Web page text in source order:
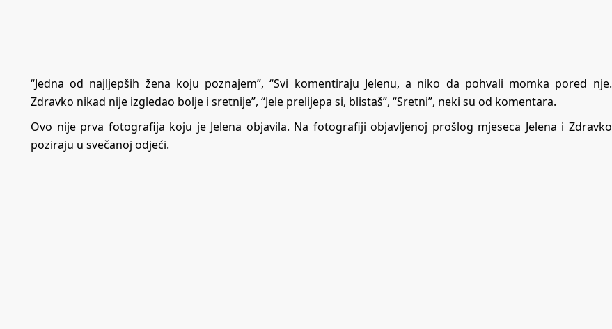
“Jedna od najljepših žena koju poznajem”, “Svi komentiraju Jelenu, a niko da pohvali momka pored nje.
Zdravko nikad nije izgledao bolje i sretnije”, “Jele prelijepa si, blistaš”, “Sretni”, neki su od komentara.
Ovo nije prva fotografija koju je Jelena objavila. Na fotografiji objavljenoj prošlog mjeseca Jelena i Zdravko
poziraju u svečanoj odjeći.